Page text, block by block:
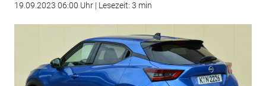
19.09.2023 06:00 Uhr | Lesezeit: 3 min